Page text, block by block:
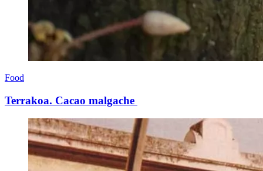
Food
Terrakoa. Cacao malgache